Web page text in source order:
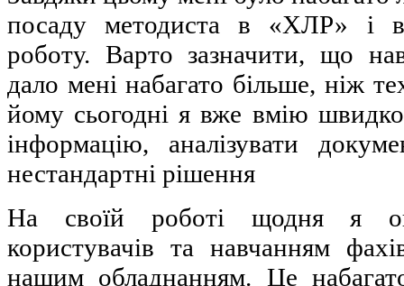
посаду методиста в «ХЛР» і
роботу. Варто зазначити, що
дало мені набагато більше, ніж
йому сьогодні я вже вмію
інформацію, аналізувати
нестандартні рішення
На своїй роботі щодня я
користувачів та навчанням
нашим обладнанням. Це